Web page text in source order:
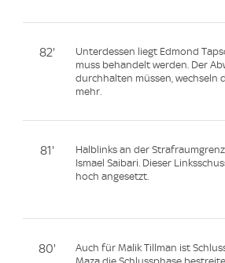
82'
Unterdessen liegt Edmond
muss behandelt werden. Der
durchhalten müssen, wechseln
mehr.
81'
Halblinks an der
Ismael Saibari. Dieser
hoch angesetzt.
80'
Auch für Malik Tillman ist